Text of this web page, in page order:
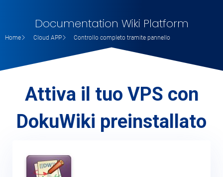
Server
Academy
Sicurezza
Documentation Wiki Platform
Home Cloud APP Controllo completo tramite pannello
Attiva il tuo VPS con
DokuWiki preinstallato